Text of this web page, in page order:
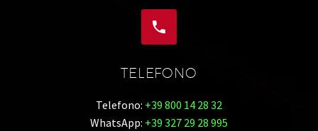


TELEFONO
Telefono: +39 800 14 28 32
WhatsApp: +39 327 29 28 995